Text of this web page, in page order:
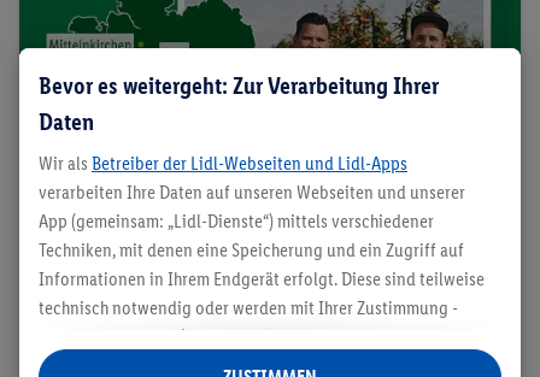
Bevor es weitergeht: Zur Verarbeitung Ihrer
Daten
Wir als Betreiber der Lidl-Webseiten und Lidl-Apps
verarbeiten Ihre Daten auf unseren Webseiten und unserer
App (gemeinsam: „Lidl-Dienste“) mittels verschiedener
Techniken, mit denen eine Speicherung und ein Zugriff auf
Informationen in Ihrem Endgerät erfolgt. Diese sind teilweise
technisch notwendig oder werden mit Ihrer Zustimmung -
auch durch Partner (u.a.
Verantwortliche; im Zusammenhang mit dem IAB TCF